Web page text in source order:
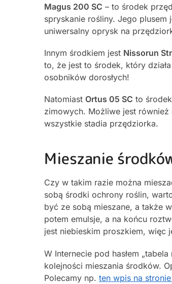
Magus 200 SC – to środek
spryskanie rośliny. Jego
uniwersalny oprysk na
Innym środkiem jest Nissorun
to, że jest to środek, który
osobników dorosłych!
Natomiast Ortus 05 SC to
zimowych. Możliwe jest również
wszystkie stadia przędziorka.
Mieszanie
Czy w takim razie można
sobą środki ochrony roślin,
być ze sobą mieszane, a także
potem emulsje, a na końcu
jest niebieskim proszkiem, więc
W Internecie pod hasłem
kolejności mieszania środków.
Polecamy np. ten wpis na